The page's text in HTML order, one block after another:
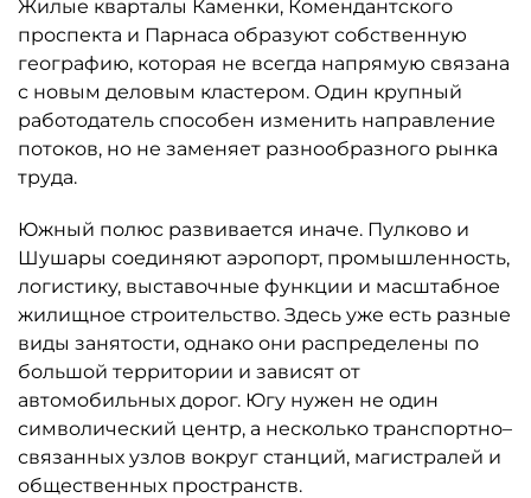
Жилые кварталы Каменки, Комендантского
проспекта и Парнаса образуют собственную
географию, которая не всегда напрямую связана
с новым деловым кластером. Один крупный
работодатель способен изменить направление
потоков, но не заменяет разнообразного рынка
труда.
Южный полюс развивается иначе. Пулково и
Шушары соединяют аэропорт, промышленность,
логистику, выставочные функции и масштабное
жилищное строительство. Здесь уже есть разные
виды занятости, однако они распределены по
большой территории и зависят от
автомобильных дорог. Югу нужен не один
символический центр, а несколько транспортно–
связанных узлов вокруг станций, магистралей и
общественных пространств.